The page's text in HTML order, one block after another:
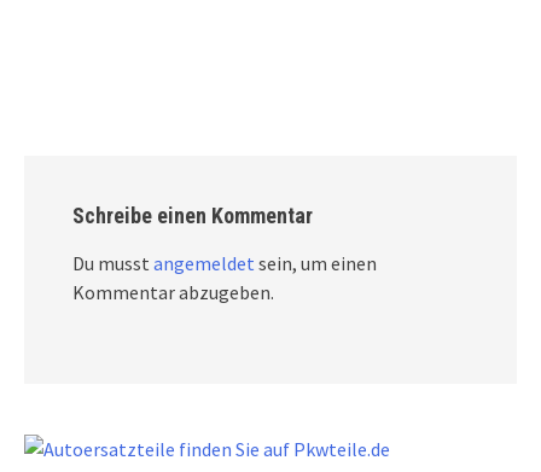
Schreibe einen Kommentar
Du musst angemeldet sein, um einen
Kommentar abzugeben.